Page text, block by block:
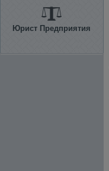
Юрист Предприятия